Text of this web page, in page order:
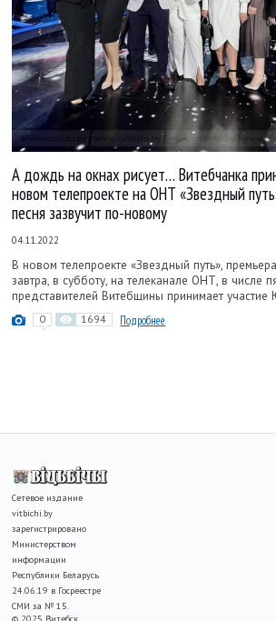
А дождь на окнах рисует… Витебчанка
новом телепроекте на ОНТ «Звездный
песня зазвучит по-новому
04.11.2022
В новом телепроекте «Звездный путь»,
завтра, в субботу, на телеканале ОНТ, в числе
представителей Витебщины принимает участие
0 1694 Подробнее
Сетевое издание
vitbichi.by
зарегистрировано
Министерством
информации
Республики Беларусь
24.06.19 в Госреестре
СМИ за № 15.